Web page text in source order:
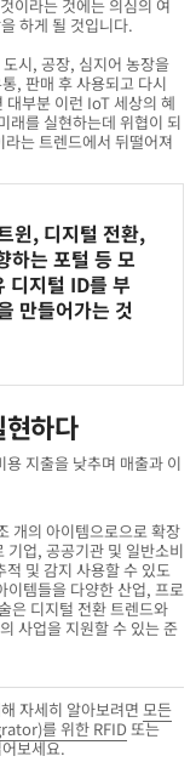
이라는 것에는 의심의 여
하게 될 것입니다.
시, 공장, 심지어 농장을
, 판매 후 사용되고 다시
부분 이런 IoT 세상의 혜
래를 실현하는데 위협이 되
는 트렌드에서 뒤떨어져
윈, 디지털 전환,
하는 포털 등 모
디지털 ID를 부
만들어가는 것
하다
지출을 낮추며 매출과 이
개의 아이템으로으로 확장
기업, 공공기관 및 일반소비
및 감지 사용할 수 있도
이템들을 다양한 산업, 프로
은 디지털 전환 트렌드와
사업을 지원할 수 있는 준
자세히 알아보려면 모든
를 위한 RFID 또는
보세요.